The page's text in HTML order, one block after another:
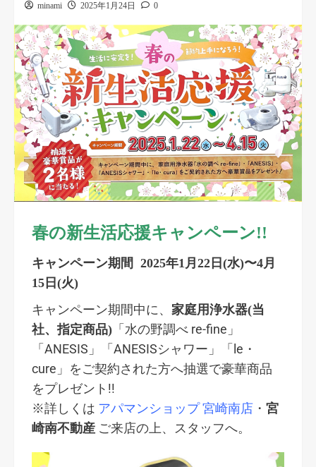
minami 2025年1月24日 0
春の新生活応援キャンペーン!!
キャンペーン期間 2025年1月22日(水)〜4月
15日(火)
キャンペーン期間中に、 家庭用浄水器(当
社、指定商品) 「水の野調べ re-fine」
「ANESIS」「ANESISシャワー」「le・
cure」をご契約された方へ抽選で豪華商品
をプレゼント!!
※詳しくは アパマンショップ 宮崎南店 ・ 宮
崎南不動産 ご来店の上、スタッフへ。